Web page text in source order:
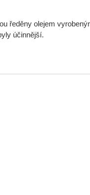
ředěny olejem
účinnější.